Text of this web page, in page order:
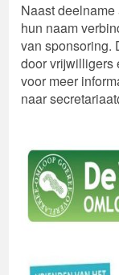
Naast
hun naam
van sponsoring.
door vrijwilligers
voor meer
naar